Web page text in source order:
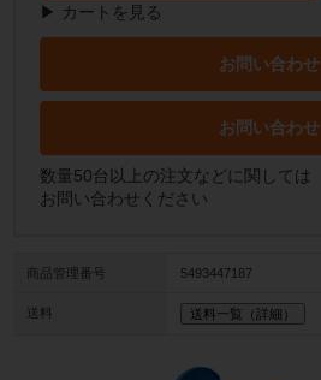
▶ カートを見る
お問い合わせ
お問い合わせ
数量50台以上の注文などに関しては
お問い合わせください
商品管理番号 5493447187
送料 送料一覧（詳細）